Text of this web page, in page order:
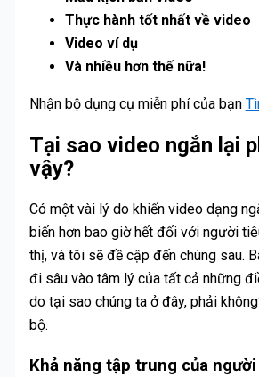
Thực hành tốt nhất về video
Video ví dụ
Và nhiều hơn thế nữa!
Nhận bộ dụng cụ miễn phí của bạn
Tại sao video ngắn lại
vậy?
Có một vài lý do khiến video dạng
biến hơn bao giờ hết đối với người
thị, và tôi sẽ đề cập đến chúng sau.
đi sâu vào tâm lý của tất cả những
do tại sao chúng ta ở đây, phải
bộ.
Khả năng tập trung của